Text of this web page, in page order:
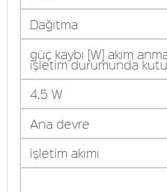
Dağıtma
güç kaybı [W] akım
işletim durumunda
4,5 W
Ana devre
işletim akımı